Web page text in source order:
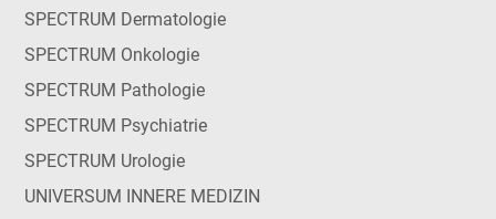
SPECTRUM Dermatologie
SPECTRUM Onkologie
SPECTRUM Pathologie
SPECTRUM Psychiatrie
SPECTRUM Urologie
UNIVERSUM INNERE MEDIZIN